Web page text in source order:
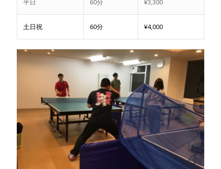
平日 60分 ¥3,300
土日祝 60分 ¥4,000